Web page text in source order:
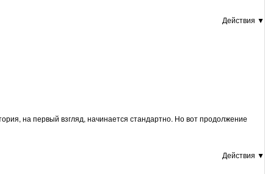
Действия ▼
на первый взгляд, начинается стандартно. Но вот продолжение
Действия ▼